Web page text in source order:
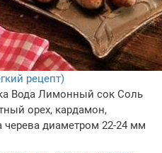
рецепт)
Вода Лимонный сок Соль
орех, кардамон,
черева диаметром 22-24 мм